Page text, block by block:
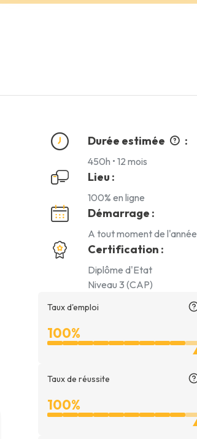
Durée estimée :
450h • 12 mois
Lieu :
100% en ligne
Démarrage :
A tout moment de l'année
Certification :
Diplôme d'Etat
Niveau 3 (CAP)
Taux d'emploi
100%
Taux de réussite
100%